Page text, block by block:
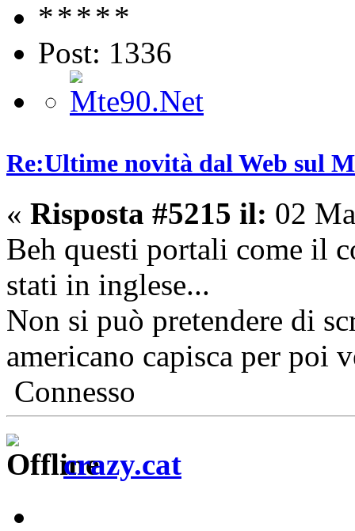
Post: 1336
Re:Ultime novità dal Web sul
« Risposta #5215 il: 02
Beh questi portali come il
stati in inglese...
Non si può pretendere di
americano capisca per poi
Connesso
crazy.cat